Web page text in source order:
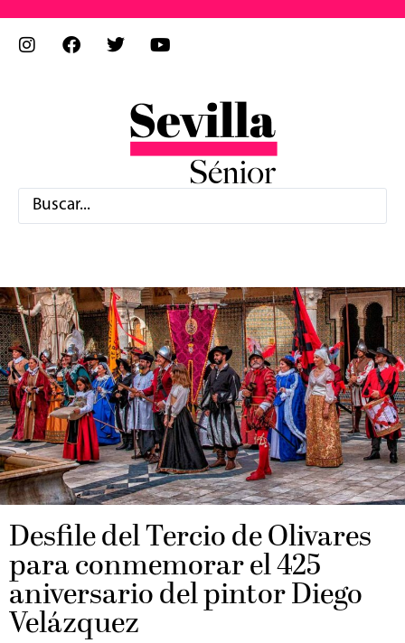
Desfile del Tercio de Olivares
para conmemorar el 425
aniversario del pintor Diego
Velázquez